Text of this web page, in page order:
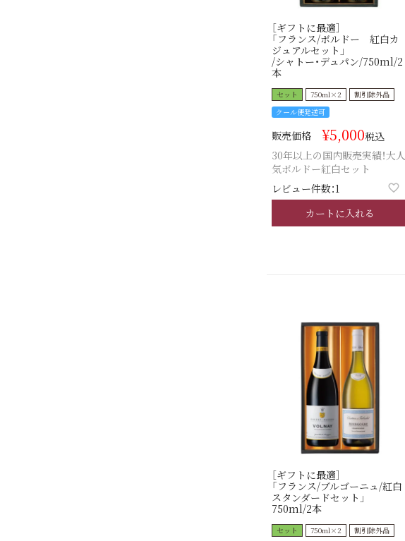
［ギフトに最適］
「フランス/ボルドー 紅白カ
ジュアルセット」
/シャトー・デュパン/750ml/2
本
セット 750ml×2
割引除外品
クール便発送可
販売価格 ¥5,000税込
30年以上の国内販売実績！大人
気ボルドー紅白セット
レビュー件数：1
カートに入れる
［ギフトに最適］
「フランス/ブルゴーニュ/紅白
スタンダードセット」
750ml/2本
セット 750ml×2
割引除外品